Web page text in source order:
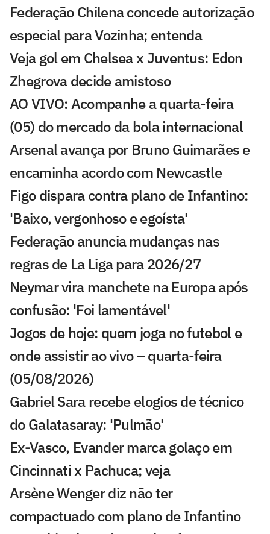
Federação Chilena concede autorização
especial para Vozinha; entenda
Veja gol em Chelsea x Juventus: Edon
Zhegrova decide amistoso
AO VIVO: Acompanhe a quarta-feira
(05) do mercado da bola internacional
Arsenal avança por Bruno Guimarães e
encaminha acordo com Newcastle
Figo dispara contra plano de Infantino:
'Baixo, vergonhoso e egoísta'
Federação anuncia mudanças nas
regras de La Liga para 2026/27
Neymar vira manchete na Europa após
confusão: 'Foi lamentável'
Jogos de hoje: quem joga no futebol e
onde assistir ao vivo – quarta-feira
(05/08/2026)
Gabriel Sara recebe elogios de técnico
do Galatasaray: 'Pulmão'
Ex-Vasco, Evander marca golaço em
Cincinnati x Pachuca; veja
Arsène Wenger diz não ter
compactuado com plano de Infantino